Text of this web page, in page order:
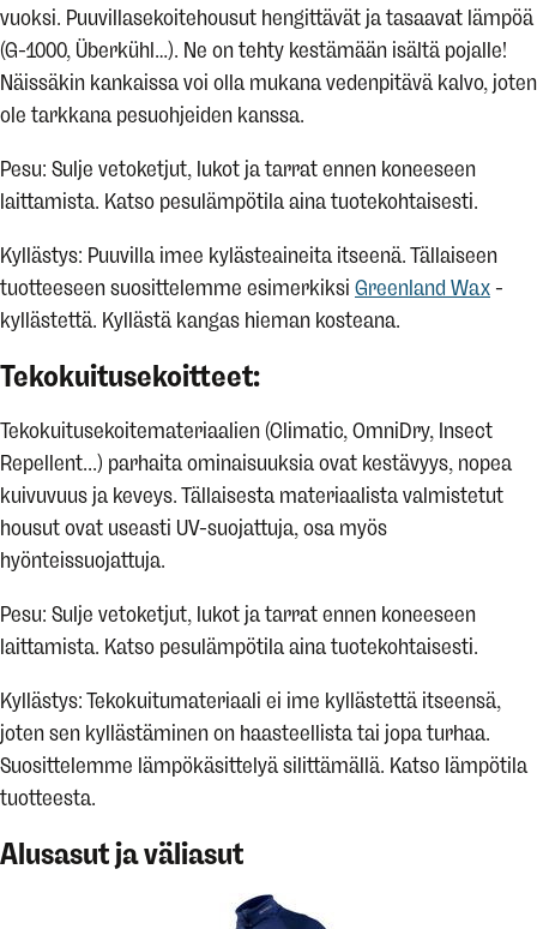
vuoksi. Puuvillasekoitehousut hengittävät ja tasaavat lämpöä
(G-1000, Überkühl…). Ne on tehty kestämään isältä pojalle!
Näissäkin kankaissa voi olla mukana vedenpitävä kalvo, joten
ole tarkkana pesuohjeiden kanssa.
Pesu: Sulje vetoketjut, lukot ja tarrat ennen koneeseen
laittamista. Katso pesulämpötila aina tuotekohtaisesti.
Kyllästys: Puuvilla imee kylästeaineita itseenä. Tällaiseen
tuotteeseen suosittelemme esimerkiksi Greenland Wax -
kyllästettä. Kyllästä kangas hieman kosteana.
Tekokuitusekoitteet:
Tekokuitusekoitemateriaalien (Climatic, OmniDry, Insect
Repellent...) parhaita ominaisuuksia ovat kestävyys, nopea
kuivuvuus ja keveys. Tällaisesta materiaalista valmistetut
housut ovat useasti UV-suojattuja, osa myös
hyönteissuojattuja.
Pesu: Sulje vetoketjut, lukot ja tarrat ennen koneeseen
laittamista. Katso pesulämpötila aina tuotekohtaisesti.
Kyllästys: Tekokuitumateriaali ei ime kyllästettä itseensä,
joten sen kyllästäminen on haasteellista tai jopa turhaa.
Suosittelemme lämpökäsittelyä silittämällä. Katso lämpötila
tuotteesta.
Alusasut ja väliasut